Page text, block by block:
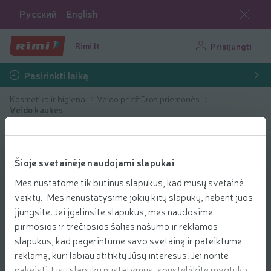
Šioje svetainėje naudojami slapukai
Mes nustatome tik būtinus slapukus, kad mūsų svetainė
veiktų. Mes nenustatysime jokių kitų slapukų, nebent juos
įjungsite. Jei įgalinsite slapukus, mes naudosime
pirmosios ir trečiosios šalies našumo ir reklamos
slapukus, kad pagerintume savo svetainę ir pateiktume
reklamą, kuri labiau atitiktų Jūsų interesus. Jei norite
Русский English
Rimi.lt Prisijungti
Pasirinkti laiką
Kosmetika ir higiena
Veido priežiūros priemonės
Veido kaukės